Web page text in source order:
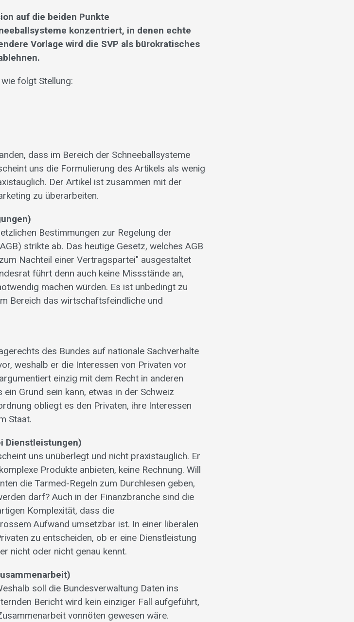
auf die beiden Punkte
konzentriert, in denen echte
Vorlage wird die SVP als bürokratisches
folgt Stellung:
dass im Bereich der Schneeballsysteme
uns die Formulierung des Artikels als wenig
Der Artikel ist zusammen mit der
zu überarbeiten.
Bestimmungen zur Regelung der
strikte ab. Das heutige Gesetz, welches AGB
Nachteil einer Vertragspartei" ausgestaltet
führt denn auch keine Missstände an,
machen würden. Es ist unbedingt zu
Bereich das wirtschaftsfeindliche und
des Bundes auf nationale Sachverhalte
weshalb er die Interessen von Privaten vor
einzig mit dem Recht in anderen
Grund sein kann, etwas in der Schweiz
obliegt es den Privaten, ihre Interessen
Staat.
Dienstleistungen)
uns unüberlegt und nicht praxistauglich. Er
Produkte anbieten, keine Rechnung. Will
die Tarmed-Regeln zum Durchlesen geben,
darf? Auch in der Finanzbranche sind die
Komplexität, dass die
Aufwand umsetzbar ist. In einer liberalen
zu entscheiden, ob er eine Dienstleistung
nicht oder nicht genau kennt.
soll die Bundesverwaltung Daten ins
Bericht wird kein einziger Fall aufgeführt,
vonnöten gewesen wäre.